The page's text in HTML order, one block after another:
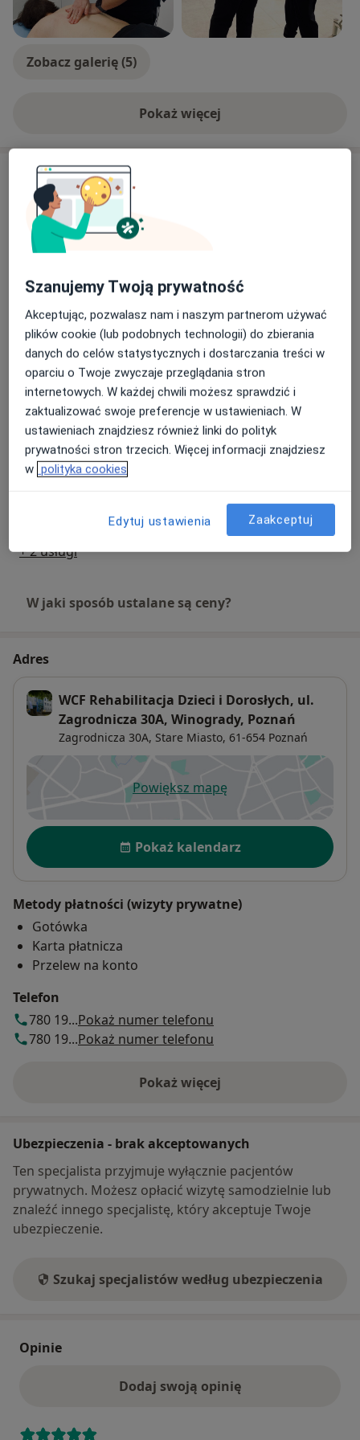
hiszpańskim.
Zobacz galerię (5)
Pokaż więcejo doświadczeniu
Usługi i ceny
Konsultacja fizjoterapeutyczna
(pierwsza wizyta)
170 zł Szczegóły
Drenaż limfatyczny
Fizjoterapia
170 zł Szczegóły
Rehabilitacja domowa
Szczegóły Umów wizytę
Umów wizytę
+ 2 usługi
W jaki sposób ustalane są ceny?
Adres
WCF Rehabilitacja Dzieci i Dorosłych, ul.
Zagrodnicza 30A, Winogrady, Poznań
Zagrodnicza 30A, Stare Miasto, 61-654 Poznań
Powiększ mapęotwiera się w nowej karcie
Dostępność
Pokaż kalendarz
Metody płatności (wizyty prywatne)
Gotówka
Karta płatnicza
Przelew na konto
Telefon
780 19...Pokaż numer telefonu
780 19...Pokaż numer telefonu
Pokaż więcej
o adresie
Ubezpieczenia - brak akceptowanych
Ten specjalista przyjmuje wyłącznie pacjentów
prywatnych. Możesz opłacić wizytę samodzielnie lub
znaleźć innego specjalistę, który akceptuje Twoje
ubezpieczenie.
Szukaj specjalistów według ubezpieczenia
Opinie
Dodaj swoją opinię
Szanujemy Twoją prywatność
Akceptując, pozwalasz nam i naszym partnerom używać
plików cookie (lub podobnych technologii) do zbierania
danych do celów statystycznych i dostarczania treści w
oparciu o Twoje zwyczaje przeglądania stron
internetowych. W każdej chwili możesz sprawdzić i
zaktualizować swoje preferencje w ustawieniach. W
ustawieniach znajdziesz również linki do polityk
prywatności stron trzecich. Więcej informacji znajdziesz
w polityka cookies
Edytuj ustawienia Zaakceptuj